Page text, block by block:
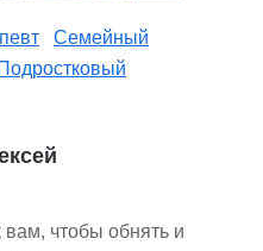
Семейный
Подростковый
чтобы обнять и